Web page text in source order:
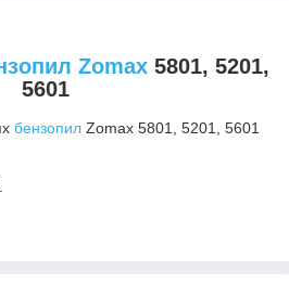
Zomax5801, 5201,
5601
бензопил Zomax 5801, 5201, 5601